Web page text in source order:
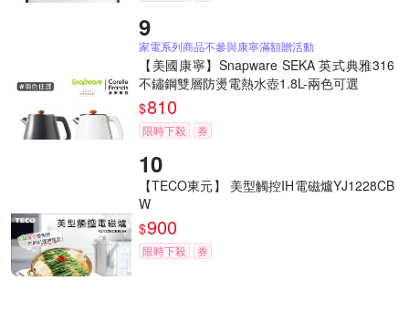
家電系列商品不參與康寧滿額贈活動
【美國康寧】Snapware SEKA 英式典雅316
不鏽鋼雙層防燙電熱水壺1.8L-兩色可選
$810
限時下殺 券
【TECO東元】 美型觸控IH電磁爐YJ1228CB
W
$900
限時下殺 券